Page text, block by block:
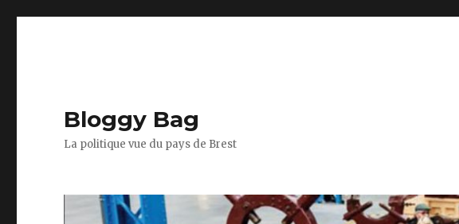
Bloggy Bag
La politique vue du pays de Brest